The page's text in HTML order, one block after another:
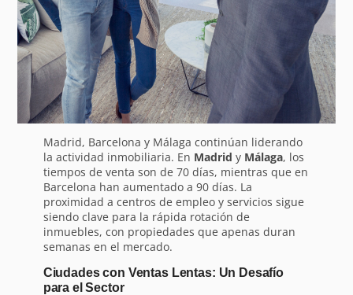
Madrid, Barcelona y Málaga continúan liderando
la actividad inmobiliaria. En Madrid y Málaga, los
tiempos de venta son de 70 días, mientras que en
Barcelona han aumentado a 90 días. La
proximidad a centros de empleo y servicios sigue
siendo clave para la rápida rotación de
inmuebles, con propiedades que apenas duran
semanas en el mercado.
Ciudades con Ventas Lentas: Un Desafío
para el Sector